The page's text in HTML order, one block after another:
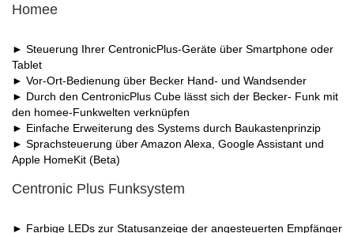
Homee
► Steuerung Ihrer CentronicPlus-Geräte über Smartphone oder
Tablet
► Vor-Ort-Bedienung über Becker Hand- und Wandsender
► Durch den CentronicPlus Cube lässt sich der Becker- Funk mit
den homee-Funkwelten verknüpfen
► Einfache Erweiterung des Systems durch Baukastenprinzip
► Sprachsteuerung über Amazon Alexa, Google Assistant und
Apple HomeKit (Beta)
Centronic Plus Funksystem
► Farbige LEDs zur Statusanzeige der angesteuerten Empfänger